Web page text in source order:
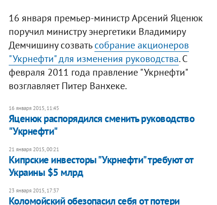
16 января премьер-министр Арсений Яценюк
поручил министру энергетики Владимиру
Демчишину созватьсобрание акционеров
"Укрнефти" для изменения руководства. С
февраля 2011 года правление "Укрнефти"
возглавляет Питер Ванхеке.
16 января 2015, 11:45
Яценюк распорядился сменить руководство
"Укрнефти"
21 января 2015, 00:21
Кипрские инвесторы "Укрнефти" требуют от
Украины $5 млрд
23 января 2015, 17:37
Коломойский обезопасил себя от потери